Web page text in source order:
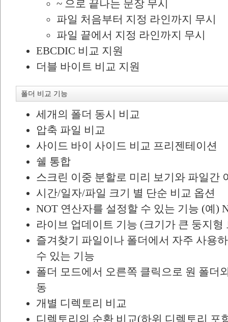
~ 으로 끝나는 문장 무시
파일 처음부터 지정 라인까지 무시
파일 끝에서 지정 라인까지 무시
EBCDIC 비교 지원
더블 바이트 비교 지원
폴더 비교 기능
세개의 폴더 동시 비교
압축 파일 비교
사이드 바이 사이드 비교 프리젠테이션
쉘 통합
스크린 이중 분할로 미리 보기와 파일간
시간/일자/파일 크기 별 단순 비교 옵션
NOT 연산자를 설정할 수 있는 기능 (예)
라이브 업데이트 기능 (크기가 큰 둥지형
즐겨찾기 파일이나 폴더에서 자주 사용
수 있는 기능
폴더 모드에서 오른쪽 클릭으로 원 폴더
동
개별 디렉토리 비교
디렉토리의 순환 비교(하위 디렉토리 포